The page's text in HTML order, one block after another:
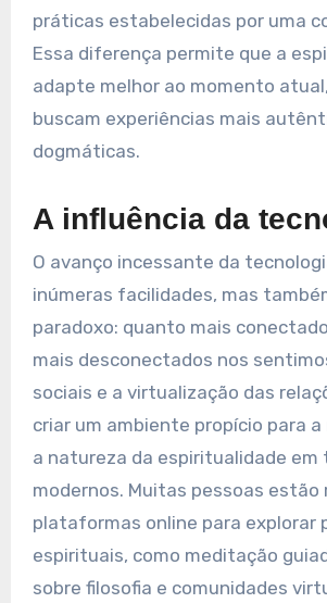
práticas estabelecidas por uma
Essa diferença permite que a
adapte melhor ao momento
buscam experiências mais
dogmáticas.
A influência da
O avanço incessante da
inúmeras facilidades, mas
paradoxo: quanto mais
mais desconectados nos
sociais e a virtualização das
criar um ambiente propício para
a natureza da espiritualidade em
modernos. Muitas pessoas estão
plataformas online para explorar
espirituais, como meditação
sobre filosofia e comunidades